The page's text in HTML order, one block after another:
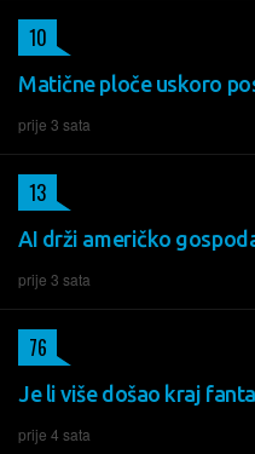
Matične ploče uskoro
prije 3 sata
10
AI drži američko
prije 3 sata
13
Je li više došao kraj
prije 4 sata
76